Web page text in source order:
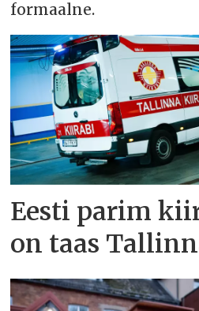
formaalne.
Eesti parim
on taas